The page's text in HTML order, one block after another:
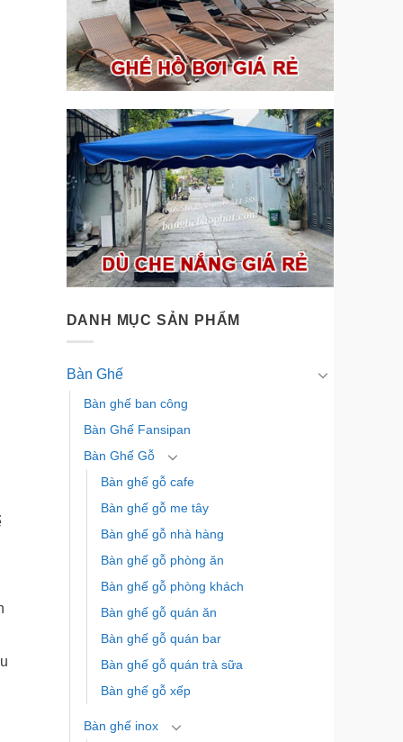
DANH MỤC SẢN PHẨM
Bàn Ghế
Bàn ghế ban công
Bàn Ghế Fansipan
Bàn Ghế Gỗ
Bàn ghế gỗ cafe
Bàn ghế gỗ me tây
Bàn ghế gỗ nhà hàng
Bàn ghế gỗ phòng ăn
Bàn ghế gỗ phòng khách
Bàn ghế gỗ quán ăn
Bàn ghế gỗ quán bar
Bàn ghế gỗ quán trà sữa
Bàn ghế gỗ xếp
Bàn ghế inox